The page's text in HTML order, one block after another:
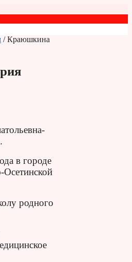
/ Краюшкина
в городе
родного